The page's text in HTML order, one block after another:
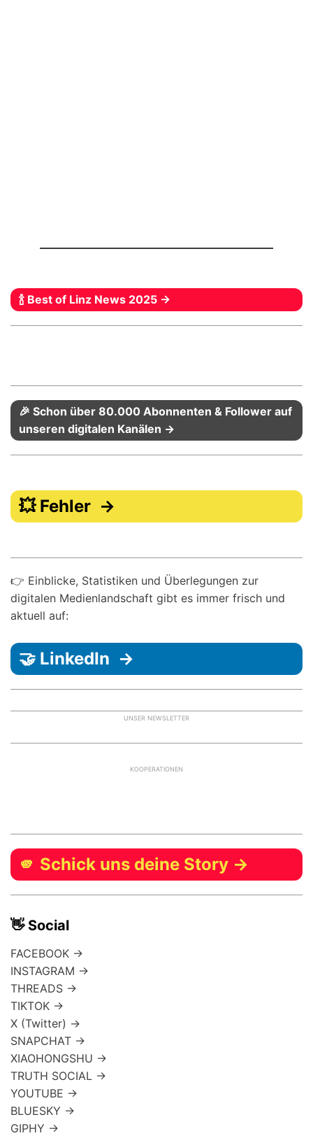
🍾 Best of Linz News 2025 →
🎉 Schon über 80.000 Abonnenten & Follower auf
unseren digitalen Kanälen →
💥 Fehler →
👉 Einblicke, Statistiken und Überlegungen zur
digitalen Medienlandschaft gibt es immer frisch und
aktuell auf:
🤝 LinkedIn →
UNSER NEWSLETTER
KOOPERATIONEN
🫵 Schick uns deine Story →
👋 Social
FACEBOOK →
INSTAGRAM →
THREADS →
TIKTOK →
X (Twitter) →
SNAPCHAT →
XIAOHONGSHU →
TRUTH SOCIAL →
YOUTUBE →
BLUESKY →
GIPHY →